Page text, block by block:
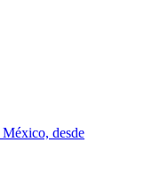
desde